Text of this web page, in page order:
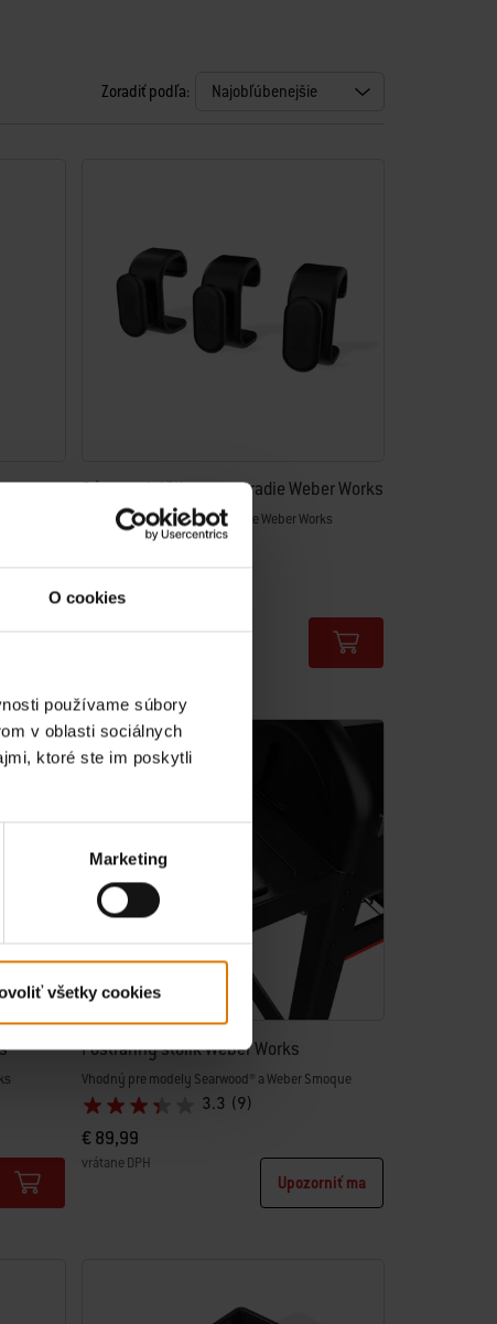
O cookies
používame súbory
v oblasti sociálnych
ktoré ste im poskytli
Marketing
všetky cookies
Zoradiť podľa:
Súprava háčikov na náradie Weber Works
Zacvaknú sa na bočné koľajnice Weber Works
5.0 (2)
€ 9,99
Postranný stolík Weber Works
Vhodný pre modely Searwood® a Weber Smoque
3.3 (9)
€ 89,99
vrátane DPH
Upozorniť ma